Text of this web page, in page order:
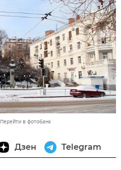
Перейти в фотобанк
Дзен Telegram